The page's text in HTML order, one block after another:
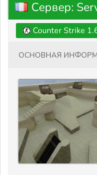
Сервер:
Counter Strike
Основная